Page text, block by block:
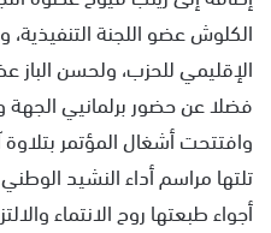
الكلوش عضو اللجنة
الإقليمي للحزب، ولحسن
فضلا عن حضور برلمانيي
وافتتحت أشغال المؤتمر
تلتها مراسم أداء النشيد
أجواء طبعتها روح الانتماء